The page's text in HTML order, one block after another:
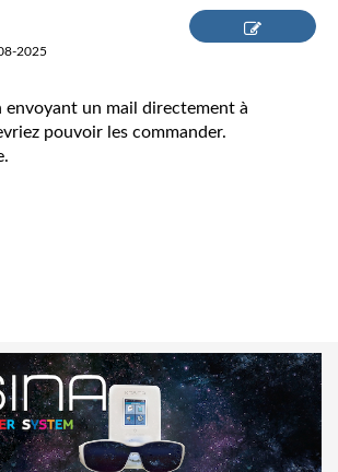
2025
envoyant un mail directement à
pouvoir les commander.